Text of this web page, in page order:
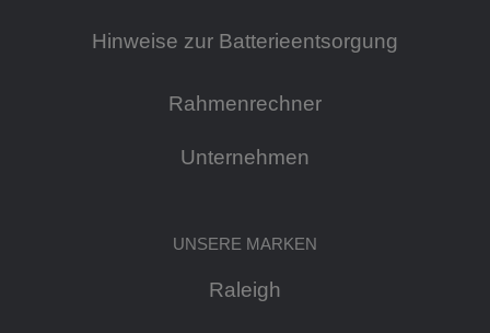
Hinweise zur Batterieentsorgung
Rahmenrechner
Unternehmen
UNSERE MARKEN
Raleigh